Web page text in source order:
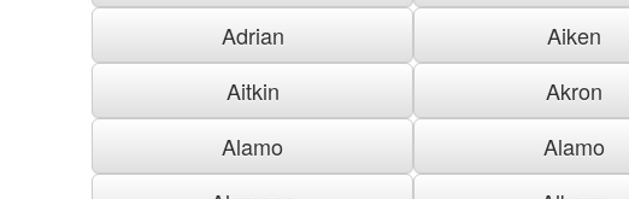
Adrian
Aiken
Aitkin
Akron
Alamo
Alamo